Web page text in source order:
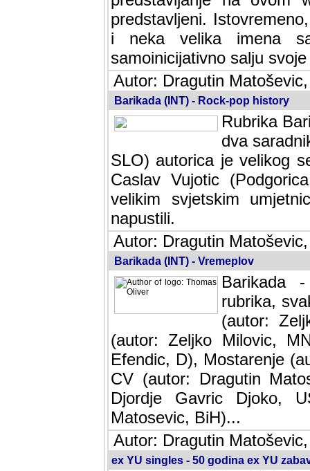
predstavljeni.
i neka velika imena
samoinicijativno salju
Autor: Dragutin
Barikada (INT) - Rock-pop history
Rubrika
dva
SLO) autorica je velikog
Caslav Vujotic
velikim svjetskim
napustili.
Autor: Dragutin
Barikada (INT) - Vremeplov
Barikada
rubrika,
(autor:
(autor: Zeljko Milovic,
Efendic, D), Mostarenje
CV (autor: Dragutin
Djordje Gavric Djoko,
Matosevic, BiH)...
Autor: Dragutin
ex YU singles - 50 godina ex YU